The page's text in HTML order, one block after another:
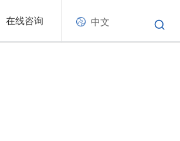
在线咨询 中文